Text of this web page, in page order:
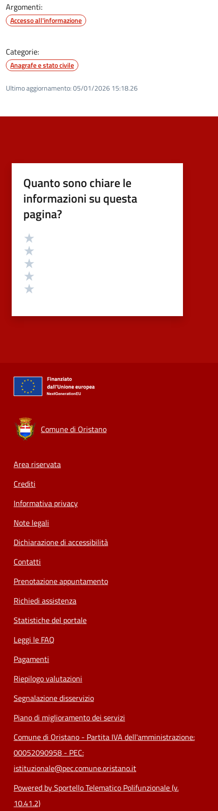
Argomenti:
Accesso all'informazione
Categorie:
Anagrafe e stato civile
Ultimo aggiornamento:05/01/2026 15:18.26
Quanto sono chiare le
informazioni su questa
pagina?
Valutazione
Comune di Oristano
Footer menu
Area riservata
Crediti
Informativa privacy
Note legali
Dichiarazione di accessibilità
Contatti
Prenotazione appuntamento
Richiedi assistenza
Statistiche del portale
Leggi le FAQ
Pagamenti
Riepilogo valutazioni
Segnalazione disservizio
Piano di miglioramento dei servizi
Comune di Oristano - Partita IVA dell'amministrazione:
00052090958 - PEC:
istituzionale@pec.comune.oristano.it
Powered by Sportello Telematico Polifunzionale (v.
10.41.2)